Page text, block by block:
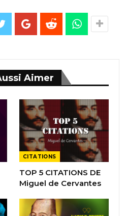
Aimer
CITATIONS
TOP 5 CITATIONS DE
Miguel de Cervantes